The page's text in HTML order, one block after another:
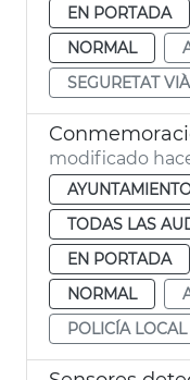
EN PORTADA
NORMAL
SEGURETAT
modificado
TODAS LAS
EN PORTADA
NORMAL
POLICÍA LOCAL